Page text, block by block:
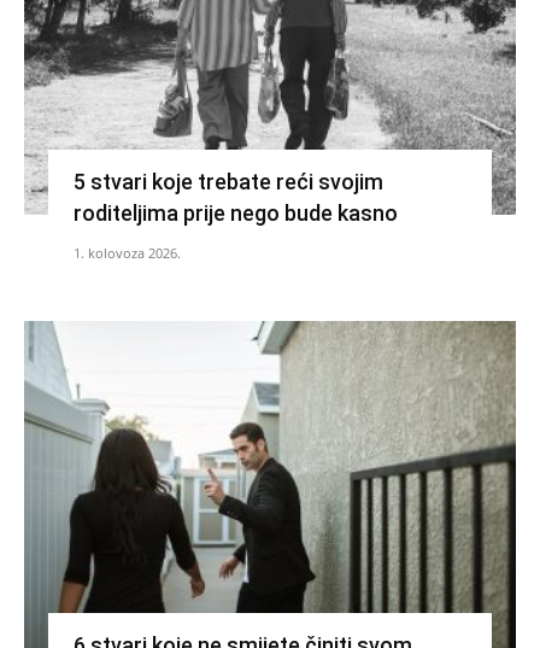
5 stvari koje trebate reći svojim
roditeljima prije nego bude kasno
1. kolovoza 2026.